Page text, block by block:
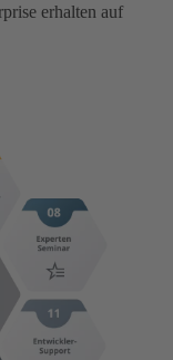
erhalten auf